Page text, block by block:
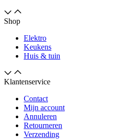
Shop
Elektro
Keukens
Huis & tuin
Klantenservice
Contact
Mijn account
Annuleren
Retourneren
Verzending